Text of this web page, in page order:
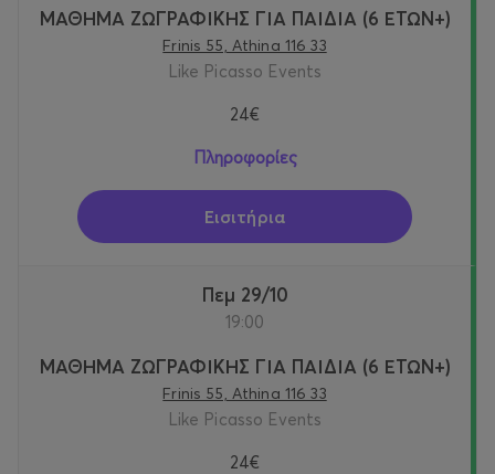
ΜΑΘΗΜΑ ΖΩΓΡΑΦΙΚΗΣ ΓΙΑ ΠΑΙΔΙΑ (6 ΕΤΩΝ+)
Frinis 55, Athina 116 33
Like Picasso Events
24€
Πληροφορίες
Εισιτήρια
Πεμ 29/10
19:00
ΜΑΘΗΜΑ ΖΩΓΡΑΦΙΚΗΣ ΓΙΑ ΠΑΙΔΙΑ (6 ΕΤΩΝ+)
Frinis 55, Athina 116 33
Like Picasso Events
24€